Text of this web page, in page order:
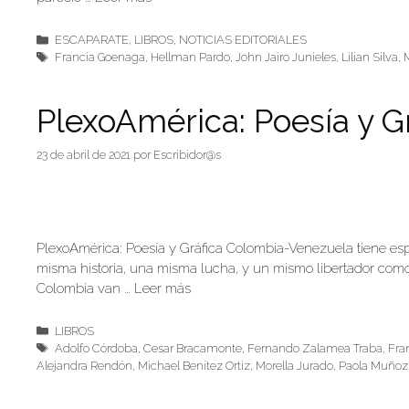
Categorías
ESCAPARATE LIBROS NOTICIAS EDITORIALES
Etiquetas
Francia Goenaga Hellman Pardo John Jairo Junieles Lilian Silva
PlexoAmérica: Poesía y
23 de abril de 2021 por Escribidor@s
PlexoAmérica: Poesía y Gráfica Colombia-Venezuela tiene
misma historia, una misma lucha, y un mismo libertador
Colombia van … Leer más
Categorías
LIBROS
Etiquetas
Adolfo Córdoba ,Cesar Bracamonte Fernando Zalamea Traba
Alejandra Rendón Michael Benítez Ortiz Morella Jurado Paola Muñoz